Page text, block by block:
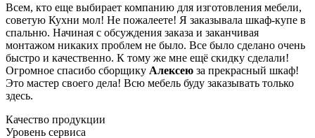
Всем, кто еще выбирает компанию для изготовления мебели,
советую Кухни мол! Не пожалеете! Я заказывала шкаф-купе в
спальню. Начиная с обсуждения заказа и заканчивая
монтажом никаких проблем не было. Все было сделано очень
быстро и качественно. К тому же мне ещё скидку сделали!
Огромное спасибо сборщику Алексею за прекрасный шкаф!
Это мастер своего дела! Всю мебель буду заказывать только
здесь.
Качество продукции
Уровень сервиса